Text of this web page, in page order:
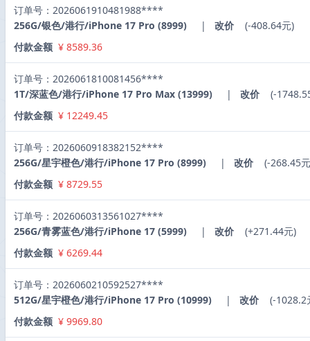
订单号：2026061910481988****
256G/银色/港行/iPhone 17 Pro (8999)
| 改价
(-408.64元)
付款金额 ¥ 8589.36
订单号：2026061810081456****
1T/深蓝色/港行/iPhone 17 Pro Max (13999)
| 改价
(-
付款金额 ¥ 12249.45
订单号：2026060918382152****
256G/星宇橙色/港行/iPhone 17 Pro (8999)
| 改价
(-268.45
付款金额 ¥ 8729.55
订单号：2026060313561027****
256G/青雾蓝色/港行/iPhone 17 (5999)
| 改价
(+271.44元)
付款金额 ¥ 6269.44
订单号：2026060210592527****
512G/星宇橙色/港行/iPhone 17 Pro (10999)
| 改价
(-1028.2
付款金额 ¥ 9969.80